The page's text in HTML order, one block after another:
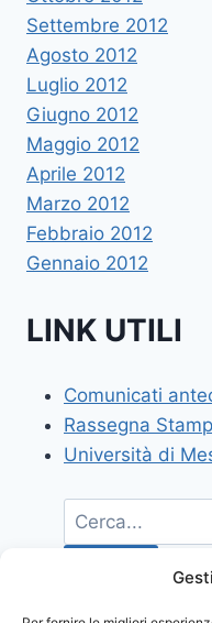
Settembre 2012
Agosto 2012
Luglio 2012
Giugno 2012
Maggio 2012
Aprile 2012
Marzo 2012
Febbraio 2012
Gennaio 2012
LINK UTILI
Comunicati
Rassegna
Università di